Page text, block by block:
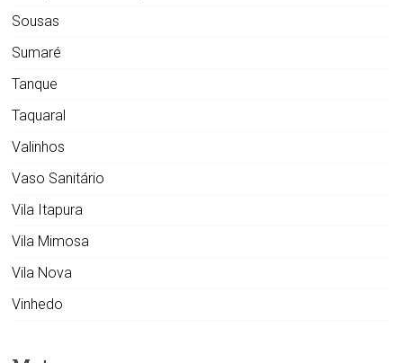
Sousas
Sumaré
Tanque
Taquaral
Valinhos
Vaso Sanitário
Vila Itapura
Vila Mimosa
Vila Nova
Vinhedo